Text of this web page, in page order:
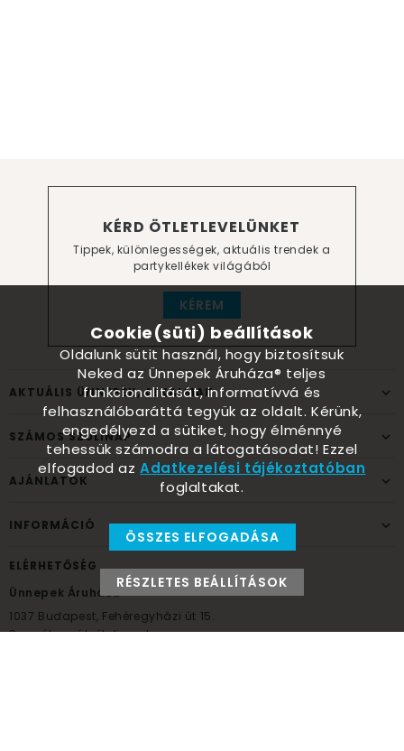
KÉRD ÖTLETLEVELÜNKET
Tippek, különlegességek, aktuális trendek a
partykellékek világából
KÉREM
AKTUÁLIS ÜNNEPEK, ALKALMAK
SZÁMOS SZÜLINAP
AJÁNLATOK
INFORMÁCIÓ
ELÉRHETŐSÉG
Ünnepek Áruháza
1037 Budapest, Fehéregyházi út 15.
Személyes átvételi pont
Cookie(süti) beállítások
Oldalunk sütit használ, hogy biztosítsuk
Neked az Ünnepek Áruháza® teljes
funkcionalitását, informatívvá és
felhasználóbaráttá tegyük az oldalt. Kérünk,
engedélyezd a sütiket, hogy élménnyé
tehessük számodra a látogatásodat! Ezzel
elfogadod azAdatkezelési tájékoztatóban
foglaltakat.
ÖSSZES ELFOGADÁSA
RÉSZLETES BEÁLLÍTÁSOK